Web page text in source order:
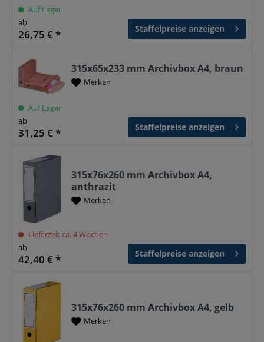
Auf Lager
ab
26,75 € * Staffelpreise anzeigen
315x65x233 mm Archivbox A4, braun
Merken
Auf Lager
ab
31,25 € * Staffelpreise anzeigen
315x76x260 mm Archivbox A4,
anthrazit
Merken
Lieferzeit ca. 4 Wochen
ab
42,40 € * Staffelpreise anzeigen
315x76x260 mm Archivbox A4, gelb
Merken